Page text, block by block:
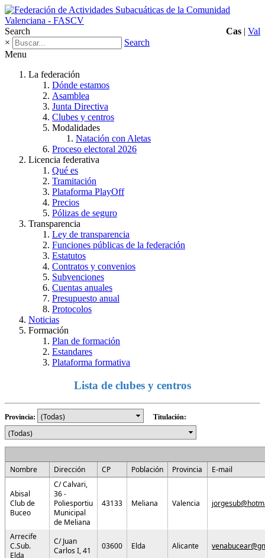
Search Cas | Val
×
Search
Menu
La federación
Dónde estamos
Asamblea
Junta Directiva
Clubes y centros
Modalidades
Natación con Aletas
Proceso electoral 2026
Licencia federativa
Qué es
Tramitación
Plataforma PlayOff
Precios
Pólizas de seguro
Transparencia
Ley de transparencia
Funciones públicas de la federación
Estatutos
Contratos y convenios
Subvenciones
Cuentas anuales
Presupuesto anual
Protocolos
Noticias
Formación
Plan de formación
Estandares
Plataforma formativa
Lista de clubes y centros
Provincia: Titulación:
Nombre Dirección CP Población Provincia E-mail
Abisal
Club de
Buceo
C/ Calvari,
36 -
Poliesportiu
Municipal
de Meliana
43133 Meliana Valencia
Arrecife
C.Sub.
Elda
C/ Juan
Carlos I, 41
03600 Elda Alicante